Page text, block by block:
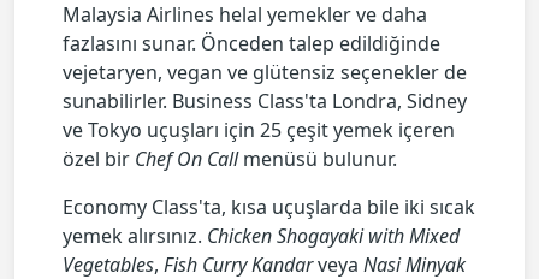
Malaysia Airlines helal yemekler ve daha
fazlasını sunar. Önceden talep edildiğinde
vejetaryen, vegan ve glütensiz seçenekler de
sunabilirler. Business Class'ta Londra, Sidney
ve Tokyo uçuşları için 25 çeşit yemek içeren
özel bir Chef On Callmenüsü bulunur.
Economy Class'ta, kısa uçuşlarda bile iki sıcak
yemek alırsınız. Chicken Shogayaki with Mixed
Vegetables, Fish Curry Kandarveya Nasi Minyak